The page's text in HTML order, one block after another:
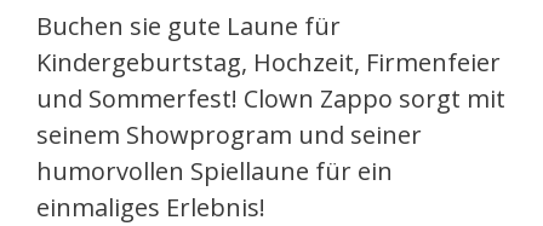
Buchen sie gute Laune für
Kindergeburtstag, Hochzeit, Firmenfeier
und Sommerfest! Clown Zappo sorgt mit
seinem Showprogram und seiner
humorvollen Spiellaune für ein
einmaliges Erlebnis!